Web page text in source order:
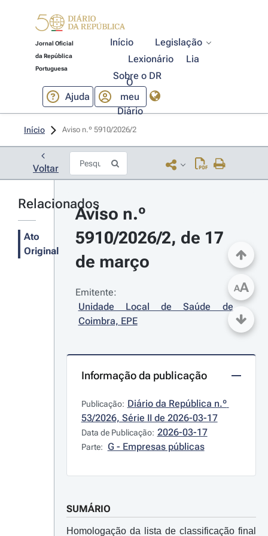
Jornal Oficial
da República
Portuguesa
Início
Legislação
Lexionário
Lia
Sobre o DR
Ajuda
O
meu
Diário
Início Aviso n.º 5910/2026/2
Voltar
Relacionados
Ato
Original
Aviso n.º
5910/2026/2, de 17
de março
Emitente:
Unidade Local de Saúde de
Coimbra, EPE
Informação da publicação
Publicação: Diário da República n.º
53/2026, Série II de 2026-03-17
Data de Publicação: 2026-03-17
Parte: G - Empresas públicas
SUMÁRIO
Homologação da lista de classificação final
AA